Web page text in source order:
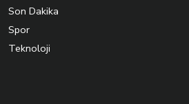
Son Dakika
Spor
Teknoloji